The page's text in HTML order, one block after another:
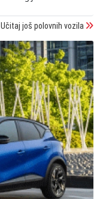
Učitaj još polovnih vozila